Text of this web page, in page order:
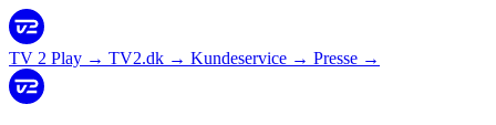
TV 2 Play → TV2.dk → Kundeservice → Presse →